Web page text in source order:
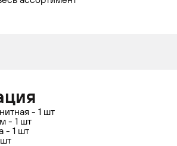
- 1 шт
- 1 шт
- 1 шт